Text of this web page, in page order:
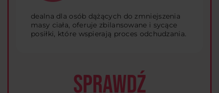
dealna dla osób dążących do zmniejszenia
masy ciała, oferuje zbilansowane i sycące
posiłki, które wspierają proces odchudzania.
SPRAWDŹ